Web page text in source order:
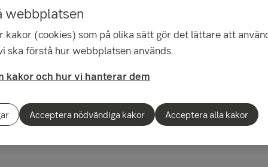
– hitta och jämför
du enkelt hitta rätt fond. Filtrera efter risk,
Jämför utveckling, avgifter och
webbplatsen
kakor (cookies) som på olika sätt gör det lättare att
ska förstå hur webbplatsen används.
kakor och hur vi hanterar dem
Acceptera nödvändiga kakor Acceptera alla kakor